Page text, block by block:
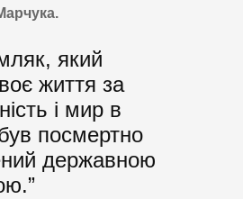
який
життя за
і мир в
посмертно
державною